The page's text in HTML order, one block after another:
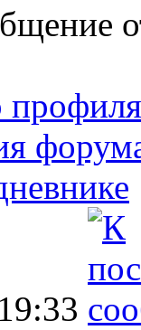
профиля
19:33